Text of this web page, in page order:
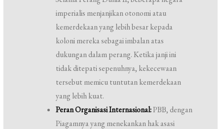
imperialis menjanjikan otonomi atau
kemerdekaan yang lebih besar kepada
koloni mereka sebagai imbalan atas
dukungan dalam perang. Ketika janji ini
tidak ditepati sepenuhnya, kekecewaan
tersebut memicu tuntutan kemerdekaan
yang lebih kuat.
Peran Organisasi Internasional:PBB, dengan
Piagamnya yang menekankan hak asasi